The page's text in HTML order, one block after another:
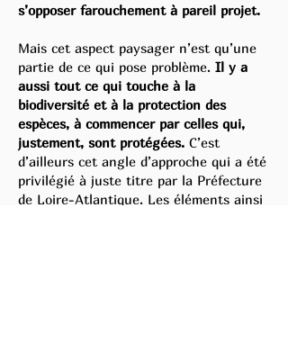
s’opposer farouchement à pareil projet.
Mais cet aspect paysager n’est qu’une
partie de ce qui pose problème. Il y a
aussi tout ce qui touche à la
biodiversité et à la protection des
espèces, à commencer par celles qui,
justement, sont protégées. C’est
d’ailleurs cet angle d’approche qui a été
privilégié à juste titre par la Préfecture
de Loire-Atlantique. Les éléments ainsi